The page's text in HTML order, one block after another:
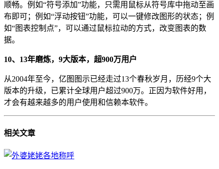
顺畅。例如“符号添加”功能，只需用鼠标从符号库中拖动至画
布即可；例如“浮动按钮”功能，可以一键修改图形的状态；例
如“图表控制点”，可以通过鼠标拉动的方式，改变图表的数
据。
10、13年磨炼，9大版本，超900万用户
从2004年至今，亿图图示已经走过13个春秋岁月，历经9个大
版本的升级，已累计全球用户超过900万。正因为软件好用，
才会有越来越多的用户使用和信赖本软件。
相关文章